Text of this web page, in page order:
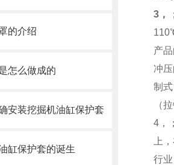
的介绍
怎么做成的
安装挖掘机油缸保护套
缸保护套的诞生
3，
产
冲
制
（
4，
上
行